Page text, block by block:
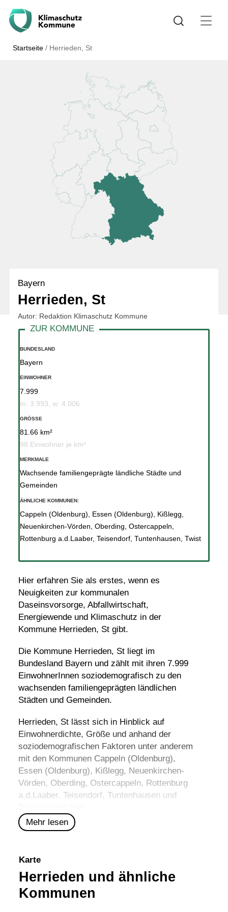
Startseite / Herrieden, St
Bayern
Herrieden, St
Autor: Redaktion Klimaschutz Kommune
Hier erfahren Sie als erstes, wenn es
Neuigkeiten zur kommunalen
Daseinsvorsorge, Abfallwirtschaft,
Energiewende und Klimaschutz in der
Kommune Herrieden, St gibt.
Die Kommune Herrieden, St liegt im
Bundesland Bayern und zählt mit ihren 7.999
EinwohnerInnen soziodemografisch zu den
wachsenden familiengeprägten ländlichen
Städten und Gemeinden.
Herrieden, St lässt sich in Hinblick auf
Einwohnerdichte, Größe und anhand der
soziodemografischen Faktoren unter anderem
mit den Kommunen Cappeln (Oldenburg),
Essen (Oldenburg), Kißlegg, Neuenkirchen-
Vörden, Oberding, Ostercappeln, Rottenburg
a.d.Laaber, Teisendorf, Tuntenhausen und
Mehr lesen
BUNDESLAND
Bayern
EINWOHNER
7.999
m: 3.993, w: 4.006
GRÖSSE
81.66 km²
98 Einwohner je km²
MERKMALE
Wachsende familiengeprägte ländliche Städte und
Gemeinden
ÄHNLICHE KOMMUNEN:
Cappeln (Oldenburg) Essen (Oldenburg) Kißlegg
Neuenkirchen-Vörden Oberding Ostercappeln
Rottenburg a.d.Laaber, Teisendorf, Tuntenhausen Twist
Karte
Herrieden und ähnliche
Kommunen